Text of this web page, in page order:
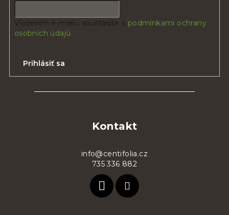
Vložením e-mailu souhlasíte s podmínkami ochrany
osobních údajů
Prihlásiť sa
Kontakt
info@centifolia.cz
735 336 882